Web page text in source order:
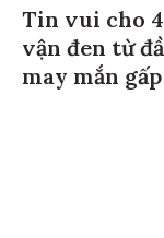
Tin vui cho
vận đen từ
may mắn